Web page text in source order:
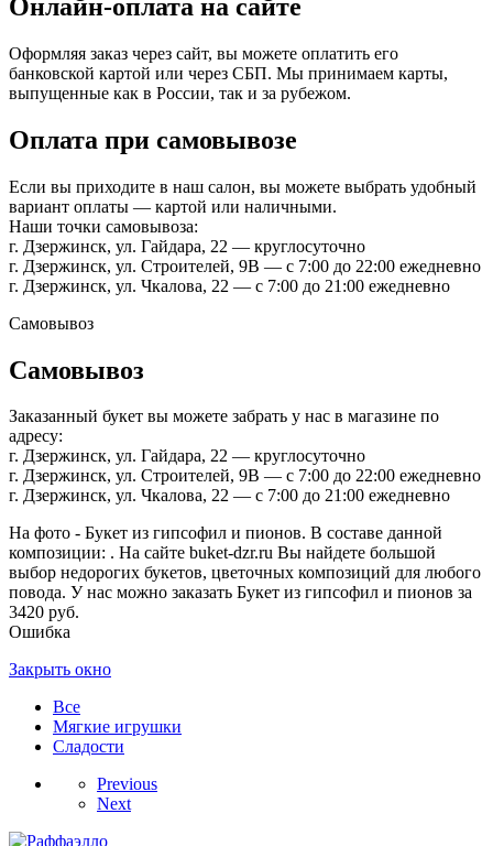
Онлайн-оплата на сайте
Оформляя заказ через сайт, вы можете оплатить его
банковской картой или через СБП. Мы принимаем карты,
выпущенные как в России, так и за рубежом.
Оплата при самовывозе
Если вы приходите в наш салон, вы можете выбрать удобный
вариант оплаты — картой или наличными.
Наши точки самовывоза:
г. Дзержинск, ул. Гайдара, 22 — круглосуточно
г. Дзержинск, ул. Строителей, 9В — с 7:00 до 22:00 ежедневно
г. Дзержинск, ул. Чкалова, 22 — с 7:00 до 21:00 ежедневно
Самовывоз
Самовывоз
Заказанный букет вы можете забрать у нас в магазине по
адресу:
г. Дзержинск, ул. Гайдара, 22 — круглосуточно
г. Дзержинск, ул. Строителей, 9В — с 7:00 до 22:00 ежедневно
г. Дзержинск, ул. Чкалова, 22 — с 7:00 до 21:00 ежедневно
На фото - Букет из гипсофил и пионов. В составе данной
композиции: . На сайте buket-dzr.ru Вы найдете большой
выбор недорогих букетов, цветочных композиций для любого
повода. У нас можно заказать Букет из гипсофил и пионов за
3420 руб.
Ошибка
Закрыть окно
Все
Мягкие игрушки
Сладости
Previous
Next